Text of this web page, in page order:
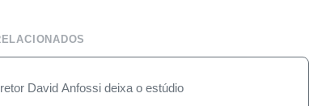
David Anfossi deixa o estúdio